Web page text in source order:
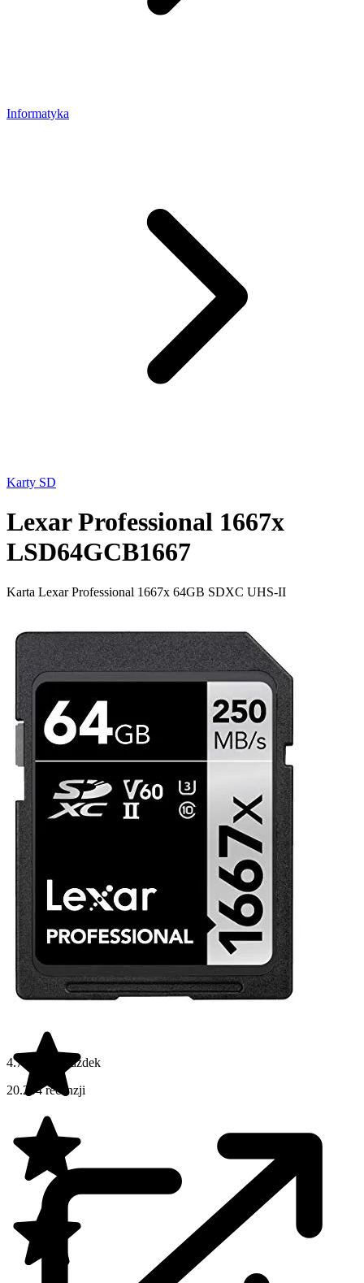
Informatyka
Karty SD
Lexar Professional 1667x
LSD64GCB1667
Karta Lexar Professional 1667x 64GB SDXC UHS-II
4.7 na 5 gwiazdek
20.204 recenzji